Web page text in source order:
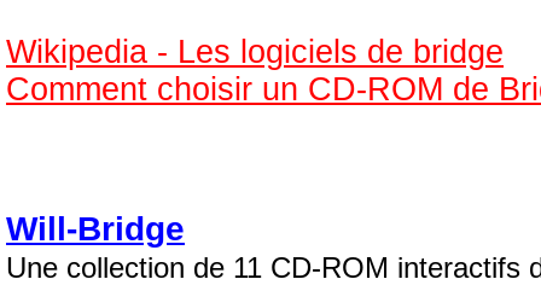
Wikipedia - Les logiciels de bridge
Comment choisir un CD-ROM de
Will-Bridge
Une collection de 11 CD-ROM interactifs